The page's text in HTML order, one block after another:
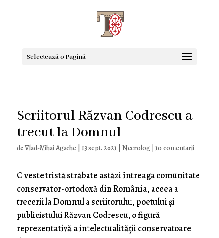
Selectează o Pagină
Scriitorul Răzvan Codrescu a
trecut la Domnul
de Vlad-Mihai Agache 13 sept. 2021| Necrolog| 10 comentarii
O veste tristă străbate astăzi întreaga comunitate
conservator-ortodoxă din România, aceea a
trecerii la Domnul a scriitorului, poetului şi
publicistului Răzvan Codrescu, o figură
reprezentativă a intelectualităţii conservatoare